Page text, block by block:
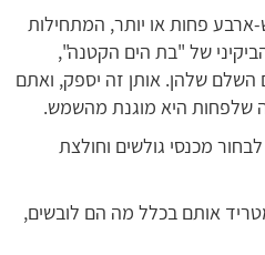
ארבע פחות או יותר, המתחילות
של "בת הים הקטנה",
השלם שלהן. אותן זה יספק, ואתם
שלפחות היא מוגנת מהשמש.
מכנסי גולשים וחולצת
אותם בכלל מה הם לובשים,